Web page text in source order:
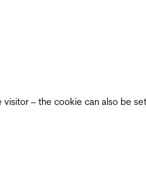
– the cookie can also be